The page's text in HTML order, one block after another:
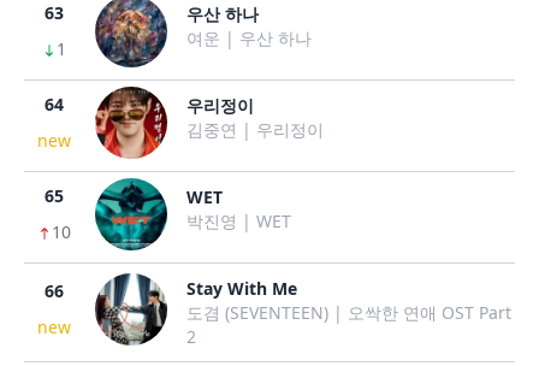
63
1
우산 하나
여운 | 우산 하나
64
new
우리정이
김중연 | 우리정이
65
10
WET
박진영 | WET
66
new
Stay With Me
도겸 (SEVENTEEN) | 오싹한 연애 OST Part
2